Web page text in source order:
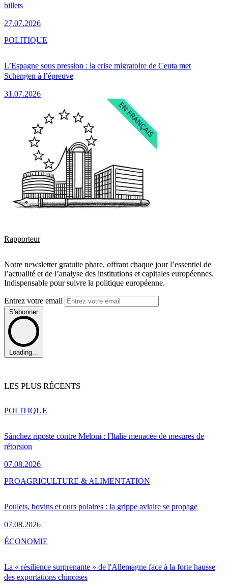
billets
27.07.2026
L’Espagne sous pression : la crise migratoire de Ceuta met
Schengen à l’épreuve
31.07.2026
POLITIQUE
Rapporteur
Notre newsletter gratuite phare, offrant chaque jour l’essentiel de
l’actualité et de l’analyse des institutions et capitales européennes.
Indispensable pour suivre la politique européenne.
Entrez votre email
S'abonner
Loading...
LES PLUS RÉCENTS
Sánchez riposte contre Meloni : l'Italie menacée de mesures de
rétorsion
07.08.2026
POLITIQUE
Poulets, bovins et ours polaires : la grippe aviaire se propage
07.08.2026
PROAGRICULTURE & ALIMENTATION
La « résilience surprenante » de l'Allemagne face à la forte hausse
des exportations chinoises
ÉCONOMIE